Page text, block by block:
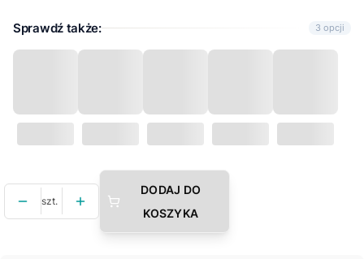
Sprawdź także: 3 opcji
szt.
DODAJ DO
KOSZYKA